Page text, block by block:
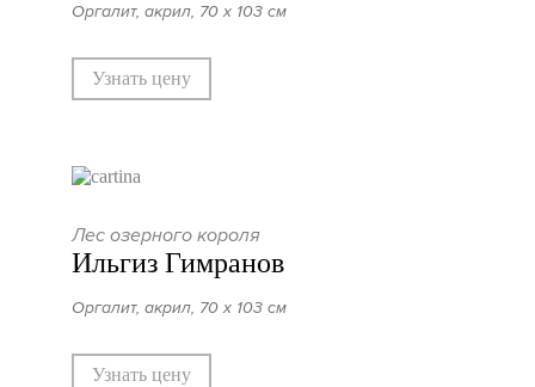
Оргалит, акрил, 70 х 103 см
Узнать цену
Лес озерного короля
Ильгиз Гимранов
Оргалит, акрил, 70 х 103 см
Узнать цену